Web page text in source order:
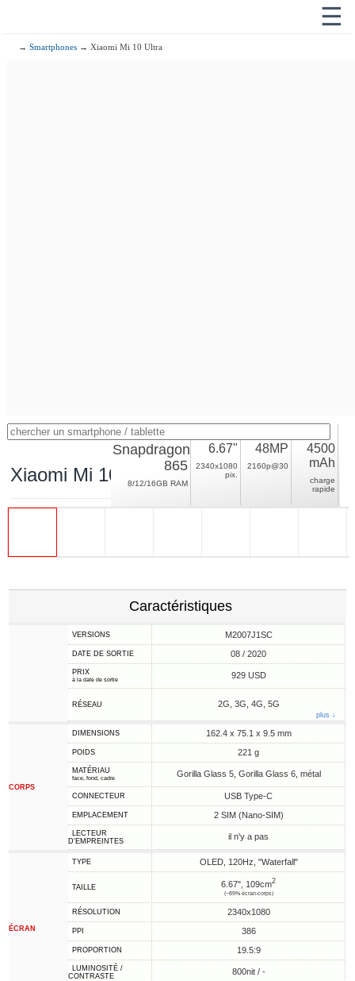
☰
→Smartphones → Xiaomi Mi 10 Ultra
Xiaomi Mi 10 Ultra
Snapdragon
865
8/12/16GB RAM
6.67"
2340x1080
pix.
48MP
2160p@30
4500
mAh
charge
rapide
Caractéristiques
VERSIONS M2007J1SC
DATE DE SORTIE 08 / 2020
PRIX
à la date de sortie 929 USD
RÉSEAU 2G, 3G, 4G, 5G
plus ↓
CORPS
DIMENSIONS 162.4 x 75.1 x 9.5 mm
POIDS 221 g
MATÉRIAU
face, fond, cadre Gorilla Glass 5, Gorilla Glass 6, métal
CONNECTEUR USB Type-C
EMPLACEMENT 2 SIM (Nano-SIM)
LECTEUR
D'EMPREINTES
il n'y a pas
ÉCRAN
TYPE OLED, 120Hz, "Waterfall"
TAILLE 6.67", 109cm2
(~89% écran-corps)
RÉSOLUTION 2340x1080
PPI 386
PROPORTION 19.5:9
LUMINOSITÉ /
CONTRASTE
800nit / -